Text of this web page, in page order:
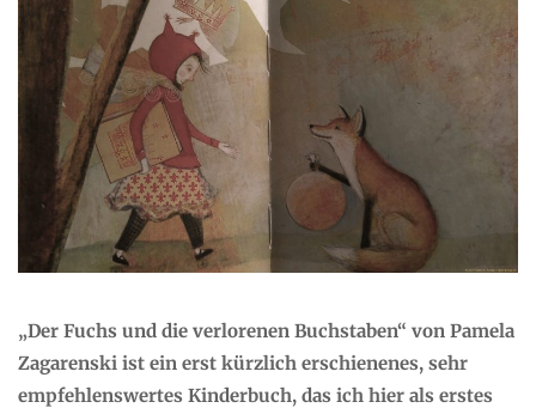
„Der Fuchs und die verlorenen Buchstaben“ von Pamela
Zagarenski ist ein erst kürzlich erschienenes, sehr
empfehlenswertes Kinderbuch, das ich hier als erstes